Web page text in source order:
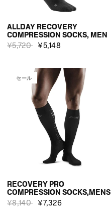
ALLDAY RECOVERY
COMPRESSION SOCKS, MEN
¥5,720 ¥5,148
セール
RECOVERY PRO
COMPRESSION SOCKS,MENS
¥8,140 ¥7,326